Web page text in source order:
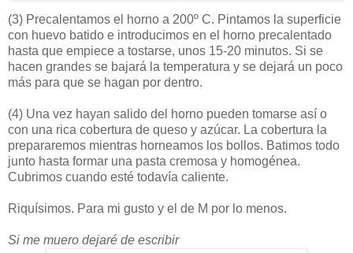
(3) Precalentamos el horno a 200º C. Pintamos la superficie
con huevo batido e introducimos en el horno precalentado
hasta que empiece a tostarse, unos 15-20 minutos. Si se
hacen grandes se bajará la temperatura y se dejará un poco
más para que se hagan por dentro.
(4) Una vez hayan salido del horno pueden tomarse así o
con una rica cobertura de queso y azúcar. La cobertura la
prepararemos mientras horneamos los bollos. Batimos todo
junto hasta formar una pasta cremosa y homogénea.
Cubrimos cuando esté todavía caliente.
Riquísimos. Para mi gusto y el de M por lo menos.
Si me muero dejaré de escribir